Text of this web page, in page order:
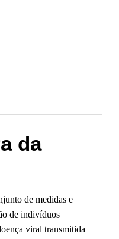
da
de medidas e
de indivíduos
viral transmitida